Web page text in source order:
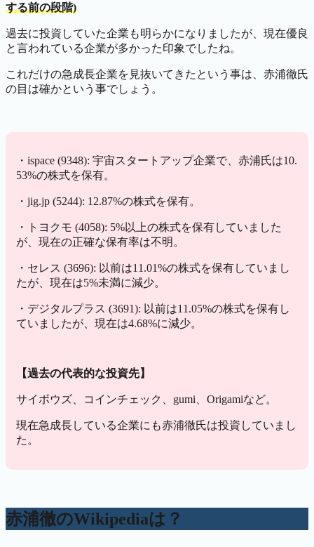
する前の段階)
過去に投資していた企業も明らかになりましたが、現在優良
と言われている企業が多かった印象でしたね。
これだけの急成長企業を見抜いてきたという事は、赤浦徹氏
の目は確かという事でしょう。
・ispace (9348): 宇宙スタートアップ企業で、赤浦氏は10.
53%の株式を保有。
・jig.jp (5244): 12.87%の株式を保有。
・トヨクモ (4058): 5%以上の株式を保有していました
が、現在の正確な保有率は不明。
・セレス (3696): 以前は11.01%の株式を保有していまし
たが、現在は5%未満に減少。
・デジタルプラス (3691): 以前は11.05%の株式を保有し
ていましたが、現在は4.68%に減少。
【過去の代表的な投資先】
サイボウズ、コインチェック、gumi、Origamiなど。
現在急成長している企業にも赤浦徹氏は投資していまし
た。
赤浦徹のWikipediaは？